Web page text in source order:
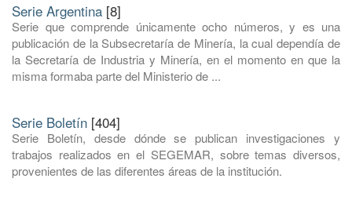
Serie Argentina [8]
Serie que comprende únicamente ocho números, y es una
publicación de la Subsecretaría de Minería, la cual dependía de
la Secretaría de Industria y Minería, en el momento en que la
misma formaba parte del Ministerio de ...
Serie Boletín [404]
Serie Boletín, desde dónde se publican investigaciones y
trabajos realizados en el SEGEMAR, sobre temas diversos,
provenientes de las diferentes áreas de la institución.